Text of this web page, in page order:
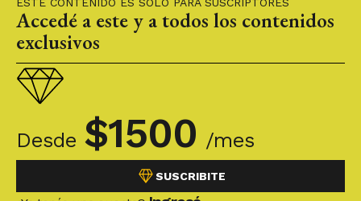
Accedé a este y a todos los contenidos
exclusivos
Desde $1500 /mes
SUSCRIBITE